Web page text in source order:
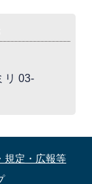
リ 03-
規定・広報等